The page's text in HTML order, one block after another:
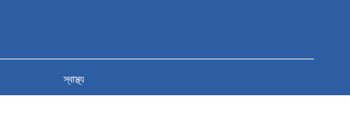
কারও একার
রহমান রুমন
স্বাস্থ্য